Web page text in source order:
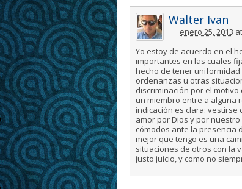
Walter Ivan
enero 25, 2013 at
Yo estoy de acuerdo en el
importantes en las cuales
hecho de tener
ordenanzas u otras
discriminación por el
un miembro entre a alguna
indicación es clara:
amor por Dios y por
cómodos ante la presencia
mejor que tengo es una
situaciones de otros con la
justo juicio, y como no